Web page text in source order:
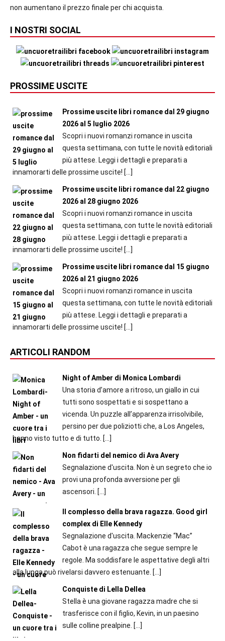
non aumentano il prezzo finale per chi acquista.
I NOSTRI SOCIAL
PROSSIME USCITE
Prossime uscite libri romance dal 29 giugno
2026 al 5 luglio 2026
Scopri i nuovi romanzi romance in uscita
questa settimana, con tutte le novità editoriali
più attese. Leggi i dettagli e preparati a
innamorarti delle prossime uscite! […]
Prossime uscite libri romance dal 22 giugno
2026 al 28 giugno 2026
Scopri i nuovi romanzi romance in uscita
questa settimana, con tutte le novità editoriali
più attese. Leggi i dettagli e preparati a
innamorarti delle prossime uscite! […]
Prossime uscite libri romance dal 15 giugno
2026 al 21 giugno 2026
Scopri i nuovi romanzi romance in uscita
questa settimana, con tutte le novità editoriali
più attese. Leggi i dettagli e preparati a
innamorarti delle prossime uscite! […]
ARTICOLI RANDOM
Night of Amber di Monica Lombardi
Una storia d’amore a ritroso, un giallo in cui
tutti sono sospettati e si sospettano a
vicenda. Un puzzle all’apparenza irrisolvibile,
persino per due poliziotti che, a Los Angeles,
hanno visto tutto e di tutto. […]
Non fidarti del nemico di Ava Avery
Segnalazione d'uscita. Non è un segreto che io
provi una profonda avversione per gli
ascensori. […]
Il complesso della brava ragazza. Good girl
complex di Elle Kennedy
Segnalazione d'uscita. Mackenzie “Mac”
Cabot è una ragazza che segue sempre le
regole. Ma soddisfare le aspettative degli altri
alla lunga può rivelarsi davvero estenuante. […]
Conquiste di Lella Dellea
Stella è una giovane ragazza madre che si
trasferisce con il figlio, Kevin, in un paesino
sulle colline prealpine. […]